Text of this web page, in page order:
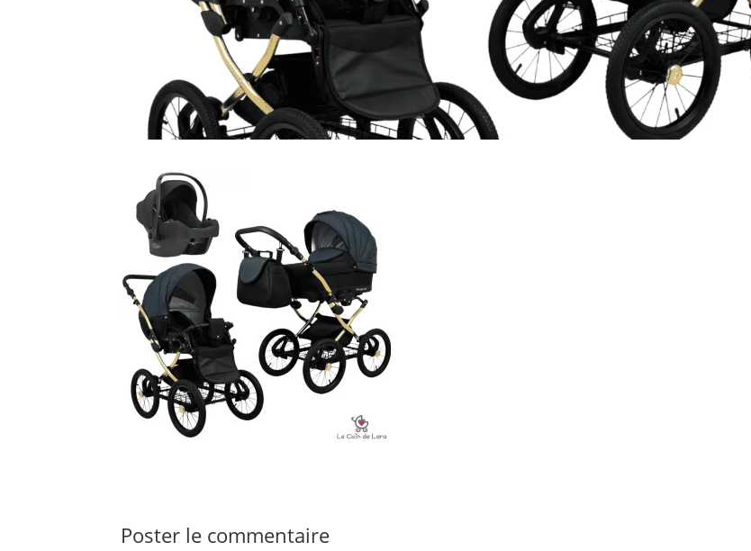
Poster le commentaire